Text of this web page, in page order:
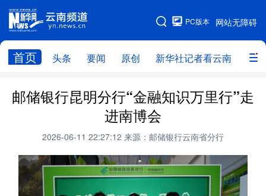
网站无障碍
PC版本
首页 头条 要闻 原创 新华社记者看云南 政务
网站地图
头条 云南要闻 本网原创
政务
廉政 云南省领导报道集 旅游
教育
州市
社会
图片
邮储银行昆明分行“金融知识万里行”走
进南博会
2026-06-11 22:27:12 来源：邮储银行云南省分行